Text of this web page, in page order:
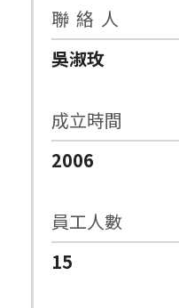
聯 絡 人
吳淑玫
成立時間
2006
員工人數
15